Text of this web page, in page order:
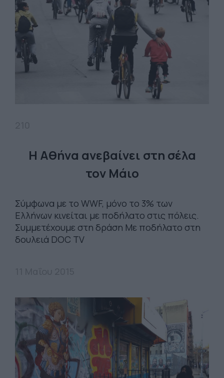
Η Αθήνα ανεβαίνει στη σέλα
τον Μάιο
Σύμφωνα με το WWF, μόνο το 3% των
Eλλήνων κινείται με ποδήλατο στις πόλεις.
Συμμετέχουμε στη δράση Με ποδήλατο στη
δουλειά DOC TV